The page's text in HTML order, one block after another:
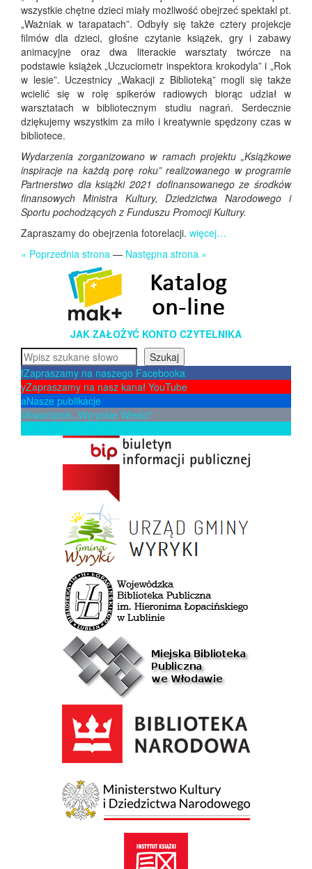
wszystkie chętne dzieci miały możliwość obejrzeć spektakl pt.
„Ważniak w tarapatach”. Odbyły się także cztery projekcje
filmów dla dzieci, głośne czytanie książek, gry i zabawy
animacyjne oraz dwa literackie warsztaty twórcze na
podstawie książek „Uczuciometr inspektora krokodyla” i „Rok
w lesie”. Uczestnicy „Wakacji z Biblioteką” mogli się także
wcielić się w rolę spikerów radiowych biorąc udział w
warsztatach w bibliotecznym studiu nagrań. Serdecznie
dziękujemy wszystkim za miło i kreatywnie spędzony czas w
bibliotece.
Wydarzenia zorganizowano w ramach projektu „Książkowe
inspiracje na każdą porę roku” realizowanego w programie
Partnerstwo dla książki 2021 dofinansowanego ze środków
finansowych Ministra Kultury, Dziedzictwa Narodowego i
Sportu pochodzących z Funduszu Promocji Kultury.
Zapraszamy do obejrzenia fotorelacji. więcej…
« Poprzednia strona — Następna strona »
JAK ZAŁOŻYĆ KONTO CZYTELNIKA
Szukaj
Szukaj
fZapraszamy na naszego Facebooka
yZapraszamy na nasz kanał YouTube
aNasze publikacje
bKwartalnik „Wyryckie Wieści”